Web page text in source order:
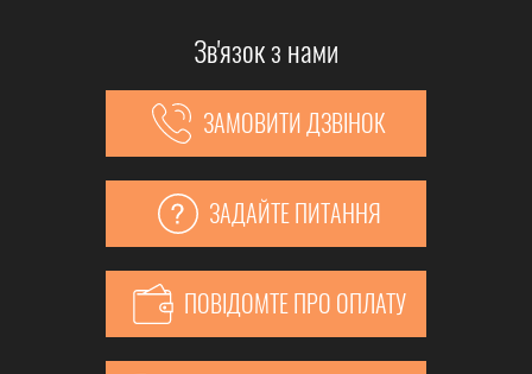
Зв'язок з нами
ЗАМОВИТИ ДЗВІНОК
ЗАДАЙТЕ ПИТАННЯ
ПОВІДОМТЕ ПРО ОПЛАТУ